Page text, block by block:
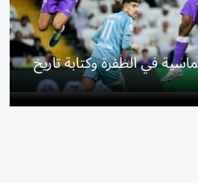
في الظفرة وكتابة تاريخ